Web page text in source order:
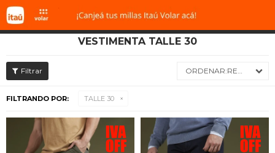
VESTIMENTA TALLE 30
RECIENTES
FILTRANDO POR: TALLE 30